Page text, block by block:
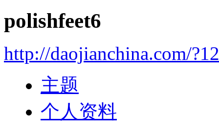
polishfeet6
http://daojianchina.com/
主题
个人资料